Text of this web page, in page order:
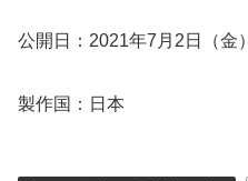
公開日：2021年7月2日（金）
製作国：日本